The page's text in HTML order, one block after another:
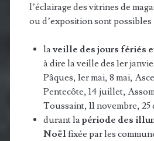
l’éclairage des vitrines de
ou d’exposition sont possibles
laveille des jours fériés
à dire la veille des 1er
Pâques, 1er mai, 8 mai,
Pentecôte, 14 juillet,
Toussaint, 11 novembre, 25
durant lapériode des
Noël fixée par les